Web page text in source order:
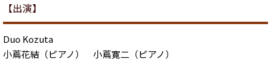
【出演】
Duo Kozuta
小蔦花結（ピアノ） 小蔦寛二（ピアノ）